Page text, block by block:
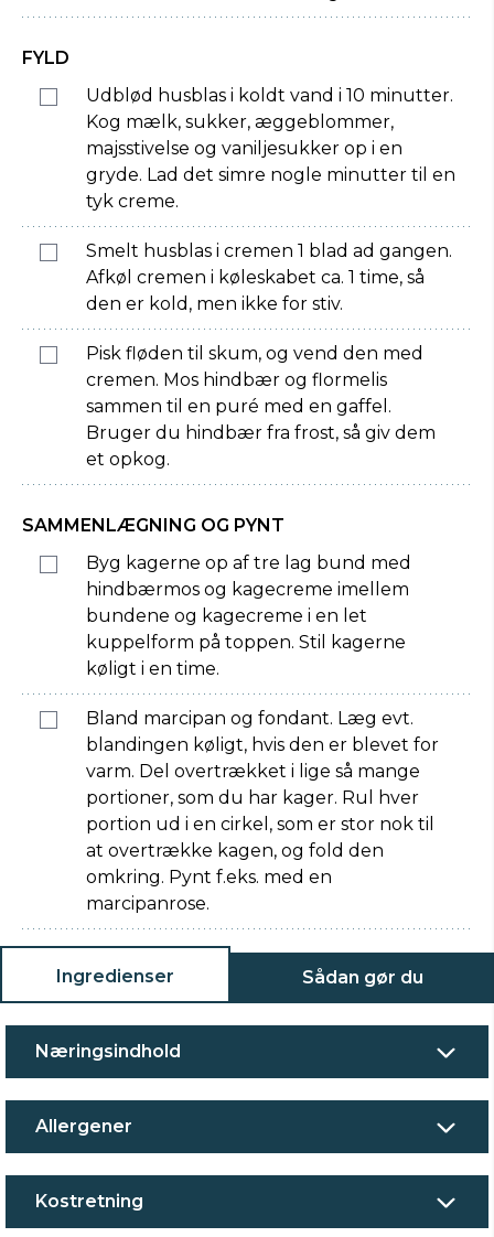
FYLD
Udblød husblas i koldt vand i 10 minutter.
Kog mælk, sukker, æggeblommer,
majsstivelse og vaniljesukker op i en
gryde. Lad det simre nogle minutter til en
tyk creme.
Smelt husblas i cremen 1 blad ad gangen.
Afkøl cremen i køleskabet ca. 1 time, så
den er kold, men ikke for stiv.
Pisk fløden til skum, og vend den med
cremen. Mos hindbær og flormelis
sammen til en puré med en gaffel.
Bruger du hindbær fra frost, så giv dem
et opkog.
SAMMENLÆGNING OG PYNT
Byg kagerne op af tre lag bund med
hindbærmos og kagecreme imellem
bundene og kagecreme i en let
kuppelform på toppen. Stil kagerne
køligt i en time.
Bland marcipan og fondant. Læg evt.
blandingen køligt, hvis den er blevet for
varm. Del overtrækket i lige så mange
portioner, som du har kager. Rul hver
portion ud i en cirkel, som er stor nok til
at overtrække kagen, og fold den
omkring. Pynt f.eks. med en
marcipanrose.
Ingredienser Sådan gør du
Næringsindhold
Allergener
Kostretning